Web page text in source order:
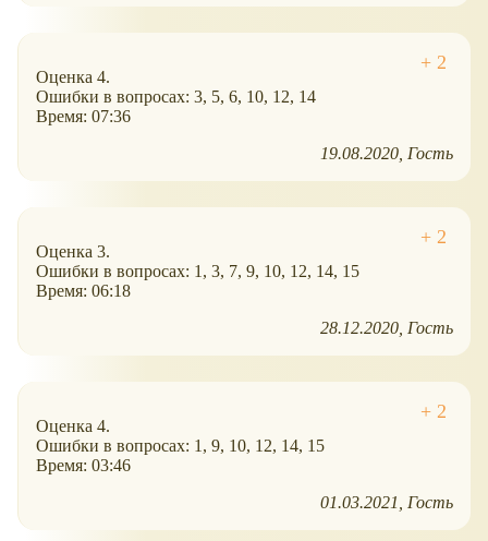
Оценка 4.
Ошибки в вопросах: 3, 5, 6, 10, 12, 14
Время: 07:36
19.08.2020 Гость
Оценка 3.
Ошибки в вопросах: 1, 3, 7, 9, 10, 12, 14, 15
Время: 06:18
28.12.2020 Гость
Оценка 4.
Ошибки в вопросах: 1, 9, 10, 12, 14, 15
Время: 03:46
01.03.2021
Гость